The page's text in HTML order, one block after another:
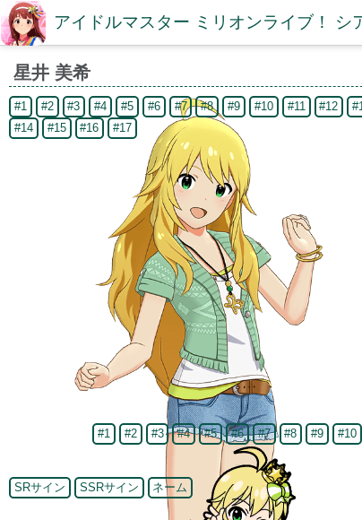
アイドルマスター ミリオンライブ！ シ
星井 美希
#1 #2 #3 #4 #5 #6 #7 #8 #9 #10 #11 #12
#14
#15 #16 #17
#1 #2 #3 #4 #5 #6 #7 #8 #9 #10
SRサイン SSRサイン ネーム